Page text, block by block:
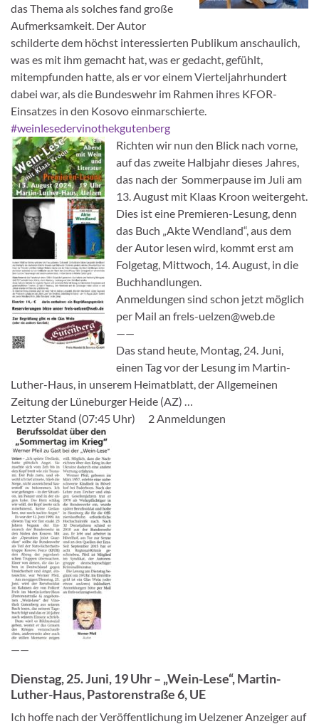
das Thema als solches fand große
Aufmerksamkeit. Der Autor
schilderte dem höchst interessierten Publikum anschaulich,
was es mit ihm gemacht hat, was er gedacht, gefühlt,
mitempfunden hatte, als er vor einem Vierteljahrhundert
dabei war, als die Bundeswehr im Rahmen ihres KFOR-
Einsatzes in den Kosovo einmarschierte.
#weinlesedervinothekgutenberg
Richten wir nun den Blick nach vorne,
auf das zweite Halbjahr dieses Jahres,
das nach der Sommerpause im Juli am
13. August mit Klaas Kroon weitergeht.
Dies ist eine Premieren-Lesung, denn
das Buch „Akte Wendland“, aus dem
der Autor lesen wird, kommt erst am
Folgetag, Mittwoch, 14. August, in die
Buchhandlungen.
Anmeldungen sind schon jetzt möglich
per Mail an frels-uelzen@web.de
——
Das stand heute, Montag, 24. Juni,
einen Tag vor der Lesung im Martin-
Luther-Haus, in unserem Heimatblatt, der Allgemeinen
Zeitung der Lüneburger Heide (AZ) …
Letzter Stand (07:45 Uhr) 2 Anmeldungen
——
Dienstag, 25. Juni, 19 Uhr – „Wein-Lese“, Martin-
Luther-Haus, Pastorenstraße 6, UE
Ich hoffe nach der Veröffentlichung im Uelzener Anzeiger auf